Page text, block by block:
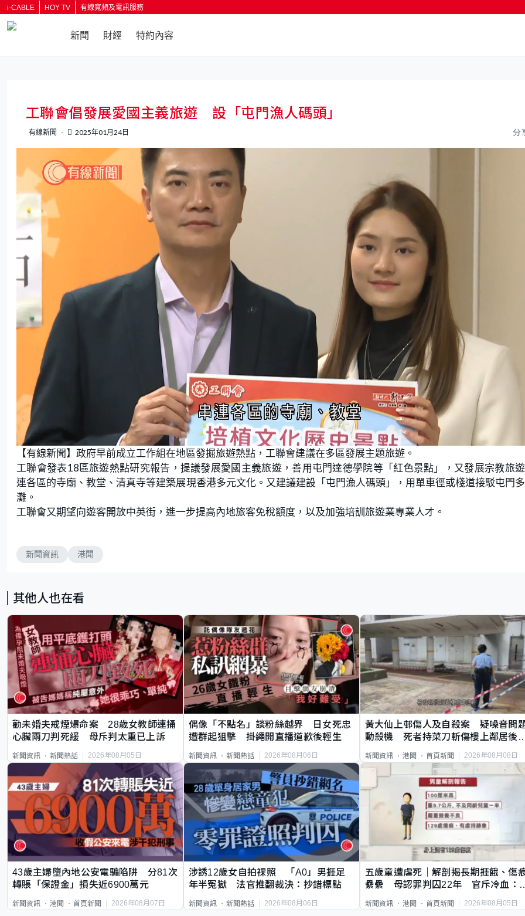
i-CABLE HOY TV 有線寬頻及電訊服務
新聞 財經 特約內容
工聯會倡發展愛國主義旅遊 設「屯門漁人碼頭」
有線新聞 2025年01月24日 分
n
m
u
t
e
a
d
e
d
:
6
1
%
【有線新聞】政府早前成立工作組在地區發掘旅遊熱點，工聯會建議在多區發展主題旅遊。
工聯會發表18區旅遊熱點研究報告，提議發展愛國主義旅遊，善用屯門達德學院等「紅色景點」，又發展宗教旅
連各區的寺廟、教堂、清真寺等建築展現香港多元文化。又建議建設「屯門漁人碼頭」，用單車徑或棧道接駁屯門
灘。
工聯會又期望向遊客開放中英街，進一步提高內地旅客免稅額度，以及加強培訓旅遊業專業人才。
新聞資訊 港聞
其他人也在看
勸未婚夫戒煙爆命案 28歲女教師連捅
心臟兩刀判死緩 母斥判太重已上訴
新聞資訊 新聞熱話 2026年08月05日
偶像「不點名」談粉絲越界 日女死忠
遭群起狙擊 掛繩開直播道歉後輕生
新聞資訊 新聞熱話 2026年08月06日
黃大仙上邨傷人及自殺案 疑噪音問
動殺機 死者持菜刀斬傷樓上鄰居後
新聞資訊 港聞 首頁新聞 2026年08月08日
43歲主婦墮內地公安電騙陷阱 分81次
轉賬「保證金」損失近6900萬元
新聞資訊 港聞 首頁新聞 2026年08月07日
涉誘12歲女自拍祼照 「A0」男捱足
年半冤獄 法官推翻裁決：抄錯標點
新聞資訊 新聞熱話 2026年08月06日
五歲童遭虐死｜解剖揭長期捱餓、傷
纍纍 母認罪判囚22年 官斥冷血：
新聞資訊 港聞 首頁新聞 2026年08月05日